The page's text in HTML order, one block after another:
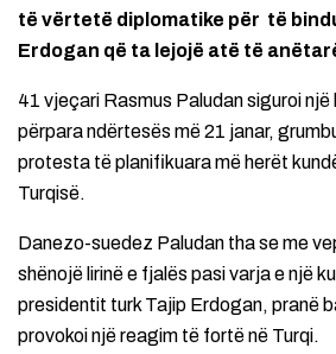
të vërtetë diplomatike për të
Erdogan që ta lejojë atë të
41 vjeçari Rasmus Paludan siguroi
përpara ndërtesës më 21 janar,
protesta të planifikuara më herët
Turqisë.
Danezo-suedez Paludan tha se me
shënojë lirinë e fjalës pasi varja e një
presidentit turk Tajip Erdogan, pranë
provokoi një reagim të fortë në Turqi.